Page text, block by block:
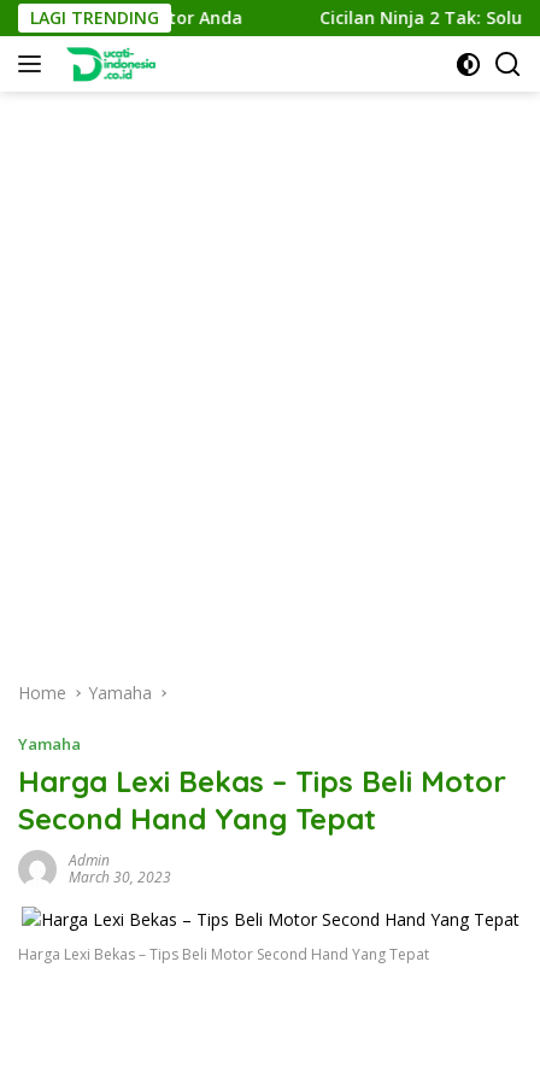
Skip
to
content
LAGI TRENDING
Motor Anda Cicilan Ninja 2 Tak: Solusi
Home Yamaha
Yamaha
Harga Lexi Bekas – Tips Beli Motor
Second Hand Yang Tepat
Admin
March 30, 2023
Harga Lexi Bekas – Tips Beli Motor Second Hand Yang Tepat